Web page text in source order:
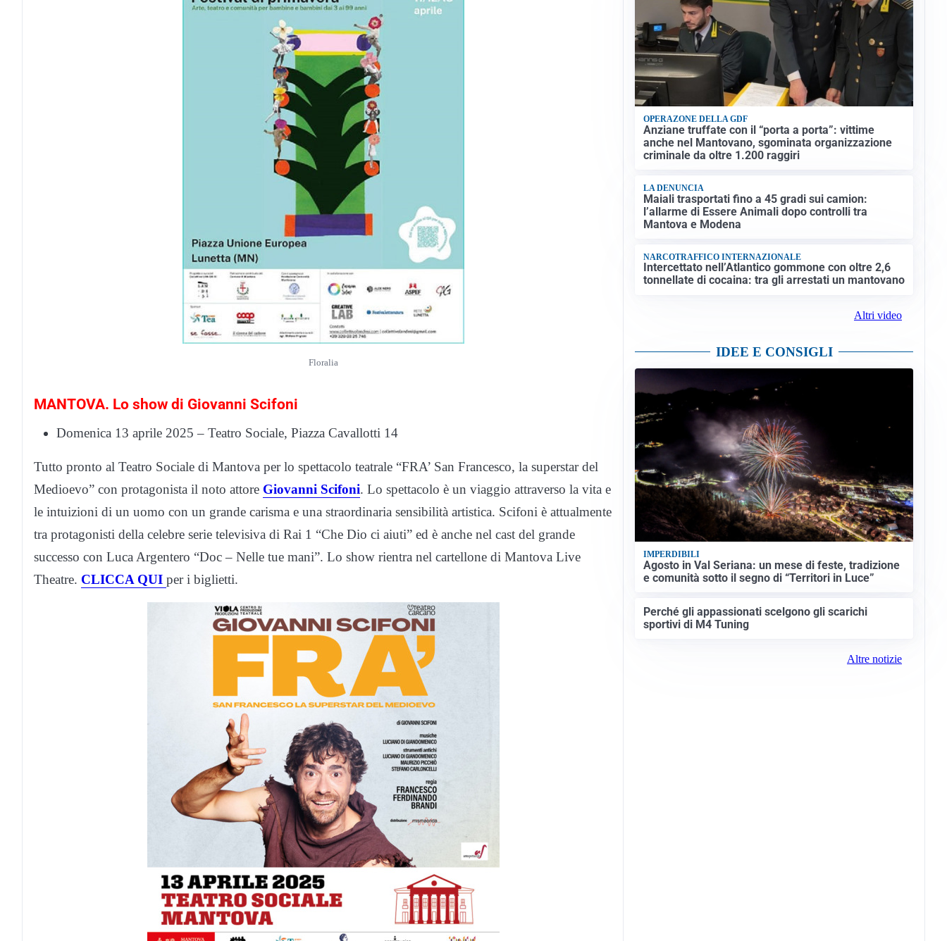
Floralia
MANTOVA. Lo show di Giovanni Scifoni
Domenica 13 aprile 2025 – Teatro Sociale, Piazza Cavallotti 14
Tutto pronto al Teatro Sociale di Mantova per lo spettacolo teatrale “FRA’ San Francesco, la superstar del
Medioevo” con protagonista il noto attore Giovanni Scifoni. Lo spettacolo è un viaggio attraverso la vita e
le intuizioni di un uomo con un grande carisma e una straordinaria sensibilità artistica. Scifoni è attualmente
tra protagonisti della celebre serie televisiva di Rai 1 “Che Dio ci aiuti” ed è anche nel cast del grande
successo con Luca Argentero “Doc – Nelle tue mani”. Lo show rientra nel cartellone di Mantova Live
Theatre. CLICCA QUI per i biglietti.
OPERAZONE DELLA GDF
Anziane truffate con il “porta a porta”: vittime
anche nel Mantovano, sgominata organizzazione
criminale da oltre 1.200 raggiri
LA DENUNCIA
Maiali trasportati fino a 45 gradi sui camion:
l’allarme di Essere Animali dopo controlli tra
Mantova e Modena
NARCOTRAFFICO INTERNAZIONALE
Intercettato nell’Atlantico gommone con oltre 2,6
tonnellate di cocaina: tra gli arrestati un mantovano
Altri video
IDEE E CONSIGLI
IMPERDIBILI
Agosto in Val Seriana: un mese di feste, tradizione
e comunità sotto il segno di “Territori in Luce”
Perché gli appassionati scelgono gli scarichi
sportivi di M4 Tuning
Altre notizie